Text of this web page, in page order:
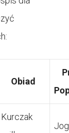
Obiad
Kurczak